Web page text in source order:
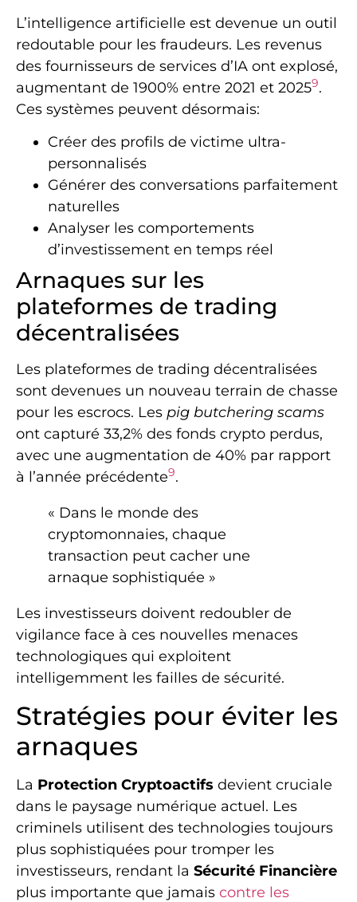
L’intelligence artificielle est devenue un outil
redoutable pour les fraudeurs. Les revenus
des fournisseurs de services d’IA ont explosé,
augmentant de 1900% entre 2021 et 20259.
Ces systèmes peuvent désormais:
Créer des profils de victime ultra-
personnalisés
Générer des conversations parfaitement
naturelles
Analyser les comportements
d’investissement en temps réel
Arnaques sur les
plateformes de trading
décentralisées
Les plateformes de trading décentralisées
sont devenues un nouveau terrain de chasse
pour les escrocs. Les pig butchering scams
ont capturé 33,2% des fonds crypto perdus,
avec une augmentation de 40% par rapport
à l’année précédente9.
« Dans le monde des
cryptomonnaies, chaque
transaction peut cacher une
arnaque sophistiquée »
Les investisseurs doivent redoubler de
vigilance face à ces nouvelles menaces
technologiques qui exploitent
intelligemment les failles de sécurité.
Stratégies pour éviter les
arnaques
La Protection Cryptoactifs devient cruciale
dans le paysage numérique actuel. Les
criminels utilisent des technologies toujours
plus sophistiquées pour tromper les
investisseurs, rendant la Sécurité Financière
plus importante que jamais contre les